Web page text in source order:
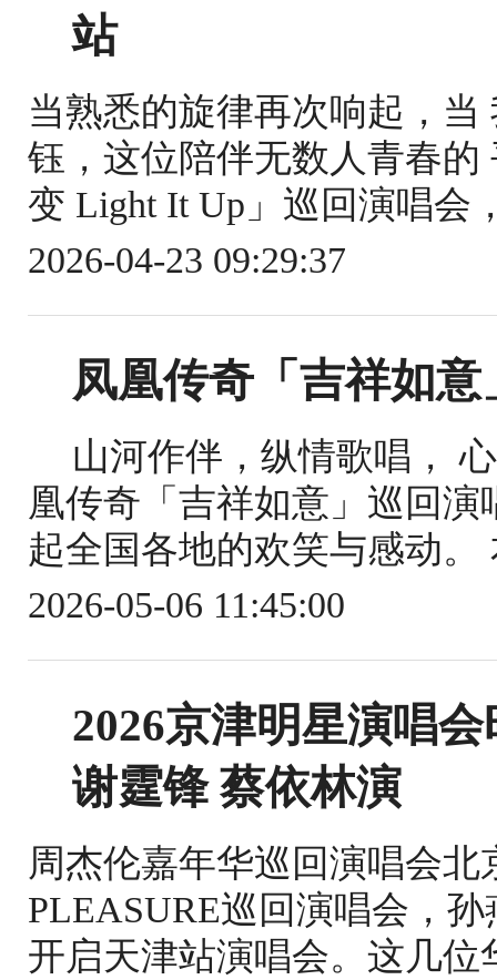
站
当熟悉的旋律再次响起，
钰，这位陪伴无数人青春
变 Light It Up」巡回演唱会
2026-04-23 09:29:37
凤凰传奇「吉祥如
山河作伴，纵情歌唱，
凰传奇「吉祥如意」巡回
起全国各地的欢笑与感动
2026-05-06 11:45:00
2026京津明星演唱
谢霆锋 蔡依林演
周杰伦嘉年华巡回演唱会
PLEASURE巡回演唱会，
开启天津站演唱会。这几